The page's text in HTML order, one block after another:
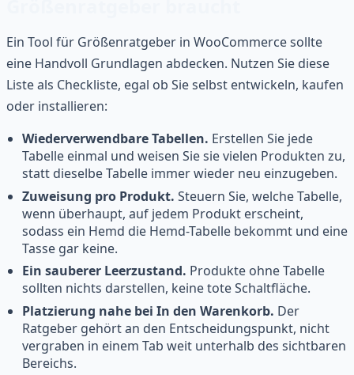
Ein Tool für Größenratgeber in WooCommerce sollte
eine Handvoll Grundlagen abdecken. Nutzen Sie diese
Liste als Checkliste, egal ob Sie selbst entwickeln, kaufen
oder installieren:
Wiederverwendbare Tabellen. Erstellen Sie jede
Tabelle einmal und weisen Sie sie vielen Produkten zu,
statt dieselbe Tabelle immer wieder neu einzugeben.
Zuweisung pro Produkt. Steuern Sie, welche Tabelle,
wenn überhaupt, auf jedem Produkt erscheint,
sodass ein Hemd die Hemd-Tabelle bekommt und eine
Tasse gar keine.
Ein sauberer Leerzustand. Produkte ohne Tabelle
sollten nichts darstellen, keine tote Schaltfläche.
Platzierung nahe bei In den Warenkorb. Der
Ratgeber gehört an den Entscheidungspunkt, nicht
vergraben in einem Tab weit unterhalb des sichtbaren
Bereichs.